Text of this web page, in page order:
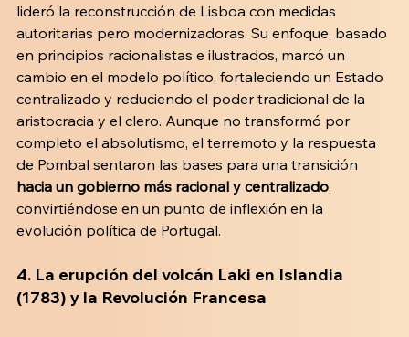
lideró la reconstrucción de Lisboa con medidas
autoritarias pero modernizadoras. Su enfoque, basado
en principios racionalistas e ilustrados, marcó un
cambio en el modelo político, fortaleciendo un Estado
centralizado y reduciendo el poder tradicional de la
aristocracia y el clero. Aunque no transformó por
completo el absolutismo, el terremoto y la respuesta
de Pombal sentaron las bases para una transición
hacia un gobierno más racional y centralizado,
convirtiéndose en un punto de inflexión en la
evolución política de Portugal.
4. La erupción del volcán Laki en Islandia
(1783) y la Revolución Francesa